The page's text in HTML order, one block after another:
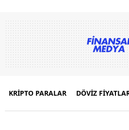
KRİPTO PARALAR DÖVİZ